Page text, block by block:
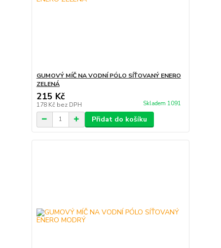
GUMOVÝ MÍČ NA VODNÍ PÓLO SÍŤOVANÝ ENERO
ZELENÁ
215 Kč
178 Kč bez DPH Skladem 1091
Přidat do košíku